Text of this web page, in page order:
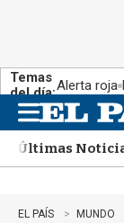
Temas
del día:Alerta roja
n
uÚltimas
EL PAÍS MUNDO